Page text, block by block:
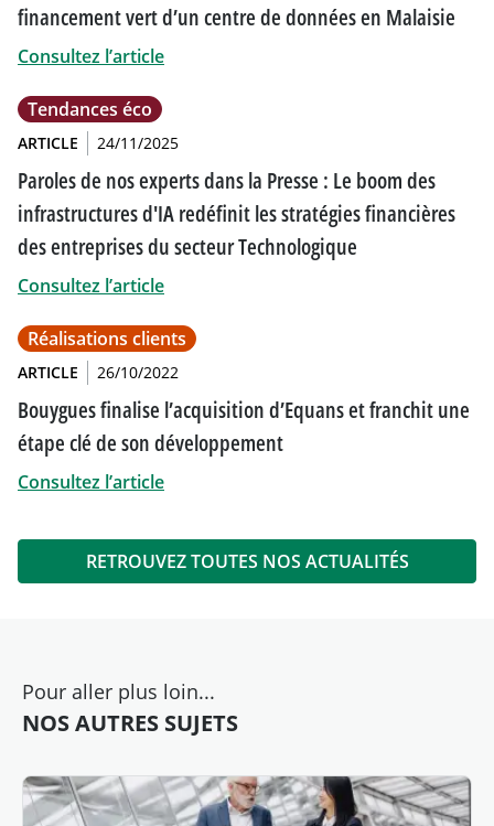
financement vert d’un centre de données en Malaisie
Consultez l’article
Tendances éco
ARTICLE 24/11/2025
Paroles de nos experts dans la Presse : Le boom des
infrastructures d'IA redéfinit les stratégies financières
des entreprises du secteur Technologique
Consultez l’article
Réalisations clients
ARTICLE 26/10/2022
Bouygues finalise l’acquisition d’Equans et franchit une
étape clé de son développement
Consultez l’article
RETROUVEZ TOUTES NOS ACTUALITÉS
Pour aller plus loin...
NOS AUTRES SUJETS